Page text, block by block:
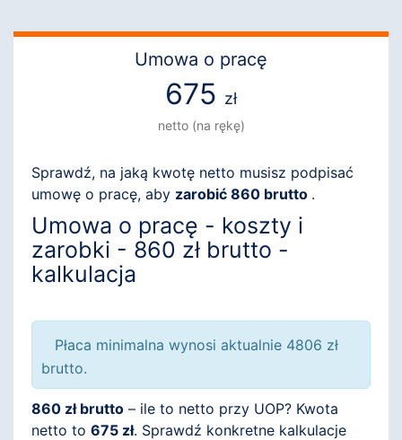
Umowa o pracę
675 zł
netto (na rękę)
Sprawdź, na jaką kwotę netto musisz podpisać
umowę o pracę, aby zarobić 860 brutto .
Umowa o pracę - koszty i
zarobki - 860 zł brutto -
kalkulacja
Płaca minimalna wynosi aktualnie 4806 zł
brutto.
860 zł brutto – ile to netto przy UOP? Kwota
netto to 675 zł. Sprawdź konkretne kalkulacje